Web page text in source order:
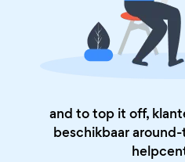
and to top it off,
beschikbaar